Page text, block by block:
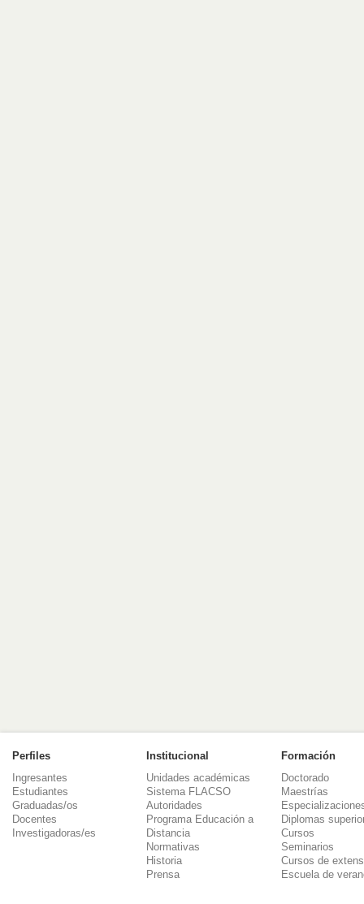
Perfiles
Ingresantes
Estudiantes
Graduadas/os
Docentes
Investigadoras/es
Institucional
Unidades académicas
Sistema FLACSO
Autoridades
Programa Educación a
Distancia
Normativas
Historia
Prensa
Formación
Doctorado
Maestrías
Diplomas
Cursos
Seminarios
Cursos de
Escuela de